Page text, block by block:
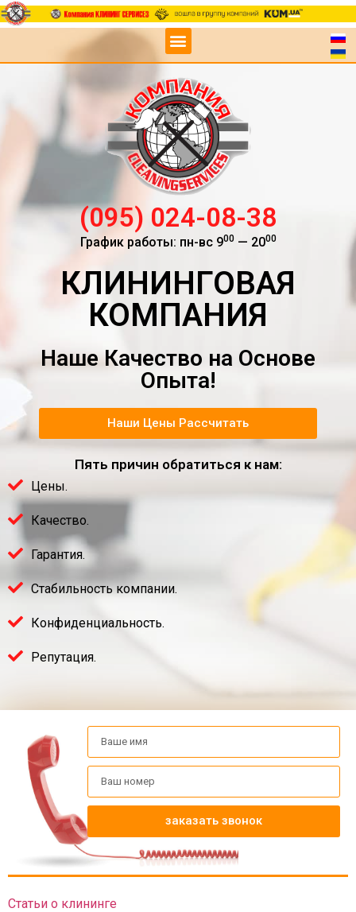
(095) 024-08-38
График работы: пн-вс 900— 2000
КЛИНИНГОВАЯ
КОМПАНИЯ
Наше Качество на Основе
Опыта!
Наши Цены Рассчитать
Пять причин обратиться к нам:
Цены.
Качество.
Гарантия.
Стабильность компании.
Конфиденциальность.
Репутация.
заказать звонок
Статьи о клининге